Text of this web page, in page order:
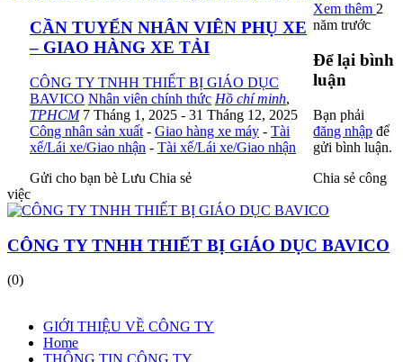
CẦN TUYỂN NHÂN VIÊN PHỤ XE
– GIAO HÀNG XE TẢI
CÔNG TY TNHH THIẾT BỊ GIÁO DỤC
BAVICO Nhân viên chính thức Hồ chí minh,
TPHCM 7 Tháng 1, 2025 - 31 Tháng 12, 2025
Công nhân sản xuất - Giao hàng xe máy - Tài
xế/Lái xe/Giao nhận - Tài xế/Lái xe/Giao nhận
Gửi cho bạn bè Lưu Chia sẻ
Xem thêm2
năm trước
Để lại bình
luận
Bạn phải
đăng nhập để
gửi bình luận.
Chia sẻ công
việc
CÔNG TY TNHH THIẾT BỊ GIÁO DỤC BAVICO
(0)
GIỚI THIỆU VỀ CÔNG TY
Home